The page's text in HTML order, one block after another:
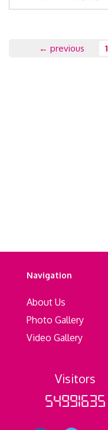
← previous 1
Navigation
About Us
Photo Gallery
Video Gallery
Visitors
54991635